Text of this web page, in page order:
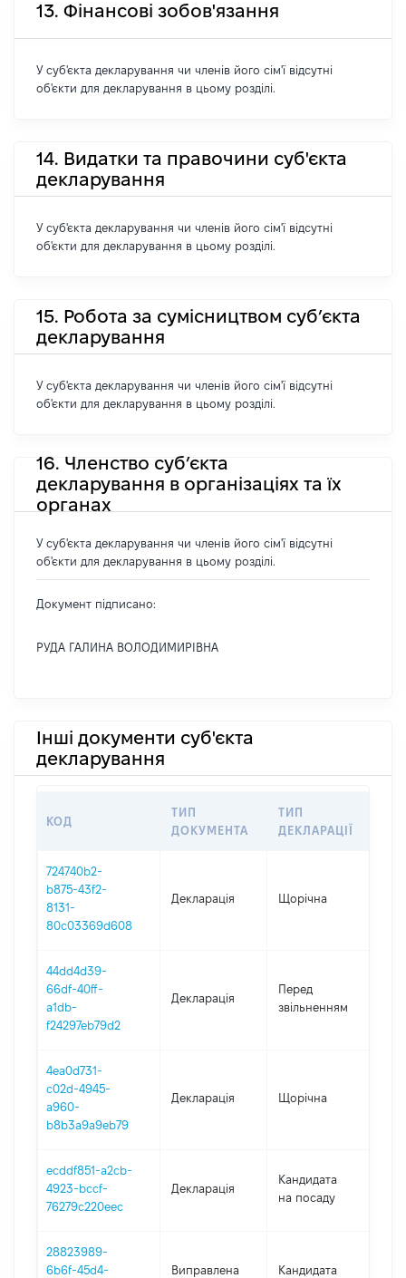
13. Фінансові зобов'язання
У суб'єкта декларування чи членів його сім'ї відсутні
об'єкти для декларування в цьому розділі.
14. Видатки та правочини суб'єкта
декларування
У суб'єкта декларування чи членів його сім'ї відсутні
об'єкти для декларування в цьому розділі.
15. Робота за сумісництвом суб’єкта
декларування
У суб'єкта декларування чи членів його сім'ї відсутні
об'єкти для декларування в цьому розділі.
16. Членство суб’єкта
декларування в організаціях та їх
органах
У суб'єкта декларування чи членів його сім'ї відсутні
об'єкти для декларування в цьому розділі.
Документ підписано:
РУДА ГАЛИНА ВОЛОДИМИРІВНА
Інші документи суб'єкта
декларування
КОД
ТИП
ДОКУМЕНТА
ТИП
ДЕКЛАРАЦІЇ
724740b2-
b875-43f2-
8131-
80c03369d608
Декларація Щорічна
44dd4d39-
66df-40ff-
a1db-
f24297eb79d2
Декларація
Перед
звільненням
4ea0d731-
c02d-4945-
a960-
b8b3a9a9eb79
Декларація Щорічна
ecddf851-a2cb-
4923-bccf-
76279c220eec
Декларація
Кандидата
на посаду
28823989-
6b6f-45d4-
Виправлена Кандидата